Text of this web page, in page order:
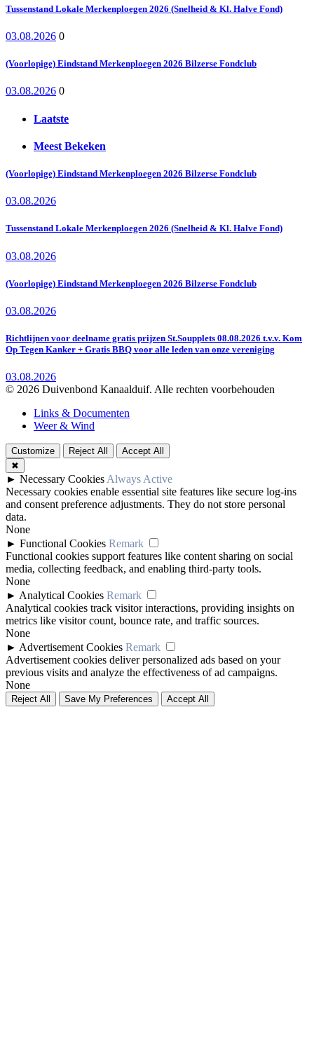
Tussenstand Lokale Merkenploegen 2026 (Snelheid & Kl. Halve Fond)
03.08.2026 0
(Voorlopige) Eindstand Merkenploegen 2026 Bilzerse Fondclub
03.08.2026 0
Laatste
Meest Bekeken
(Voorlopige) Eindstand Merkenploegen 2026 Bilzerse Fondclub
03.08.2026
Tussenstand Lokale Merkenploegen 2026 (Snelheid & Kl. Halve Fond)
03.08.2026
(Voorlopige) Eindstand Merkenploegen 2026 Bilzerse Fondclub
03.08.2026
Richtlijnen voor deelname gratis prijzen St.Soupplets 08.08.2026 t.v.v. Kom
Op Tegen Kanker + Gratis BBQ voor alle leden van onze vereniging
03.08.2026
© 2026 Duivenbond Kanaalduif. Alle rechten voorbehouden
Links & Documenten
Weer & Wind
Customize Reject All
Accept All
✖
► Necessary Cookies Always Active
Necessary cookies enable essential site features like secure log-ins
and consent preference adjustments. They do not store personal
data.
None
► Functional Cookies Remark
Functional cookies support features like content sharing on social
media, collecting feedback, and enabling third-party tools.
None
► Analytical Cookies Remark
Analytical cookies track visitor interactions, providing insights on
metrics like visitor count, bounce rate, and traffic sources.
None
► Advertisement Cookies Remark
Advertisement cookies deliver personalized ads based on your
previous visits and analyze the effectiveness of ad campaigns.
None
Reject All Save My Preferences Accept All